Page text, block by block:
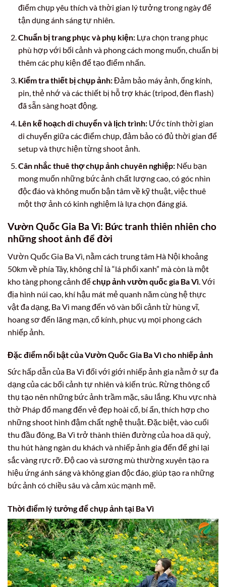
điểm chụp yêu thích và thời gian lý tưởng trong ngày để
tận dụng ánh sáng tự nhiên.
Chuẩn bị trang phục và phụ kiện:Lựa chọn trang phục
phù hợp với bối cảnh và phong cách mong muốn, chuẩn bị
thêm các phụ kiện để tạo điểm nhấn.
Kiểm tra thiết bị chụp ảnh:Đảm bảo máy ảnh, ống kính,
pin, thẻ nhớ và các thiết bị hỗ trợ khác (tripod, đèn flash)
đã sẵn sàng hoạt động.
Lên kế hoạch di chuyển và lịch trình:Ước tính thời gian
di chuyển giữa các điểm chụp, đảm bảo có đủ thời gian để
setup và thực hiện từng shoot ảnh.
Cân nhắc thuê thợ chụp ảnh chuyên nghiệp:Nếu bạn
mong muốn những bức ảnh chất lượng cao, có góc nhìn
độc đáo và không muốn bận tâm về kỹ thuật, việc thuê
một thợ ảnh có kinh nghiệm là lựa chọn đáng giá.
Vườn Quốc Gia Ba Vì: Bức tranh thiên nhiên cho
những shoot ảnh để đời
Vườn Quốc Gia Ba Vì, nằm cách trung tâm Hà Nội khoảng
50km về phía Tây, không chỉ là “lá phổi xanh” mà còn là một
kho tàng phong cảnh đểchụp ảnh vườn quốc gia Ba Vì . Với
địa hình núi cao, khí hậu mát mẻ quanh năm cùng hệ thực
vật đa dạng, Ba Vì mang đến vô vàn bối cảnh từ hùng vĩ,
hoang sơ đến lãng mạn, cổ kính, phục vụ mọi phong cách
nhiếp ảnh.
Đặc điểm nổi bật của Vườn Quốc Gia Ba Vì cho nhiếp ảnh
Sức hấp dẫn của Ba Vì đối với giới nhiếp ảnh gia nằm ở sự đa
dạng của các bối cảnh tự nhiên và kiến trúc. Rừng thông cổ
thụ tạo nên những bức ảnh trầm mặc, sâu lắng. Khu vực nhà
thờ Pháp đổ mang đến vẻ đẹp hoài cổ, bí ẩn, thích hợp cho
những shoot hình đậm chất nghệ thuật. Đặc biệt, vào cuối
thu đầu đông, Ba Vì trở thành thiên đường của hoa dã quỳ,
thu hút hàng ngàn du khách và nhiếp ảnh gia đến để ghi lại
sắc vàng rực rỡ. Độ cao và sương mù thường xuyên tạo ra
hiệu ứng ánh sáng và không gian độc đáo, giúp tạo ra những
bức ảnh có chiều sâu và cảm xúc mạnh mẽ.
Thời điểm lý tưởng để chụp ảnh tại Ba Vì